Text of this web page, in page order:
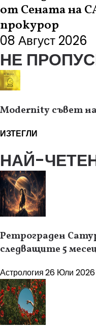
от Сената на
прокурор
08 Август 2026
НЕ
Modernity съвет
ИЗТЕГЛИ
НАЙ-
Ретрограден
следващите 5
Астрология26 Юли 2026